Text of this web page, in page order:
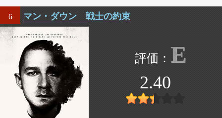
6 マン・ダウン 戦士の約束
E
2.40